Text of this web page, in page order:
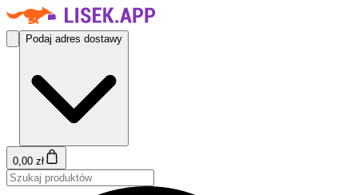
Podaj adres dostawy
0,00 zł